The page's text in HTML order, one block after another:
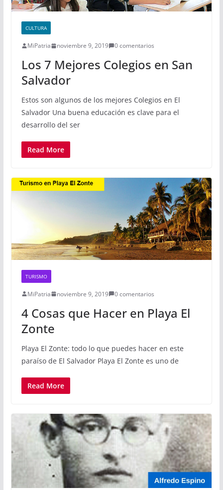
CULTURA
MiPatria noviembre 9, 2019 0 comentarios
Los 7 Mejores Colegios en San
Salvador
Estos son algunos de los mejores Colegios en El
Salvador Una buena educación es clave para el
desarrollo del ser
Read More
TURISMO
MiPatria noviembre 9, 2019 0 comentarios
4 Cosas que Hacer en Playa El
Zonte
Playa El Zonte: todo lo que puedes hacer en este
paraíso de El Salvador Playa El Zonte es uno de
Read More